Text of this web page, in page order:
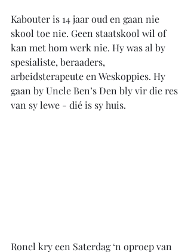
Kabouter is 14 jaar oud en gaan nie
skool toe nie. Geen staatskool wil of
kan met hom werk nie. Hy was al by
spesialiste, beraaders,
arbeidsterapeute en Weskoppies. Hy
gaan by Uncle Ben’s Den bly vir die res
van sy lewe - dié is sy huis.
Ronel kry een Saterdag ‘n oproep van